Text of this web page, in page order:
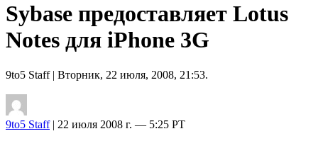
Sybase предоставляет Lotus
Notes для iPhone 3G
9to5 Staff| Вторник, 22 июля, 2008, 21:53.
9to5 Staff| 22 июля 2008 г. — 5:25 PT